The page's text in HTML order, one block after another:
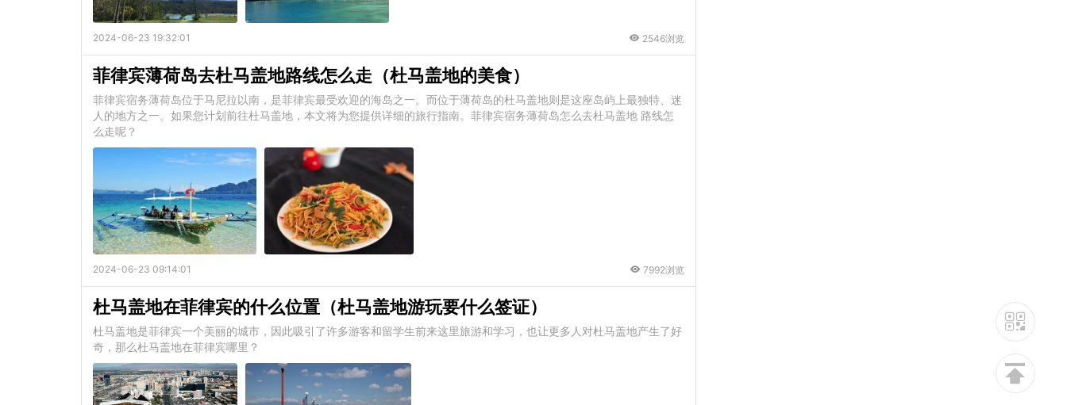
2024-06-23 19:32:01 2546浏览
菲律宾薄荷岛去杜马盖地路线怎么走（杜马盖地的美食）
​菲律宾宿务薄荷岛位于马尼拉以南，是菲律宾最受欢迎的海岛之一。而位于薄荷岛的杜马盖地则是这座岛屿上最独特、迷
人的地方之一。如果您计划前往杜马盖地，本文将为您提供详细的旅行指南。菲律宾宿务薄荷岛怎么去杜马盖地 路线怎
么走呢？
2024-06-23 09:14:01 7992浏览
杜马盖地在菲律宾的什么位置（杜马盖地游玩要什么签证）
杜马盖地是菲律宾一个美丽的城市，因此吸引了许多游客和留学生前来这里旅游和学习，也让更多人对杜马盖地产生了好
奇，那么杜马盖地在菲律宾哪里？